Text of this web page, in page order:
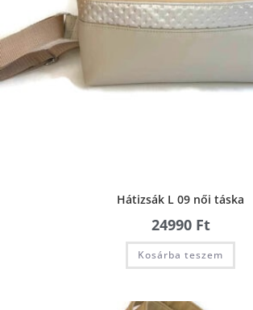
Hátizsák L 09 női táska
24990 Ft
Kosárba teszem